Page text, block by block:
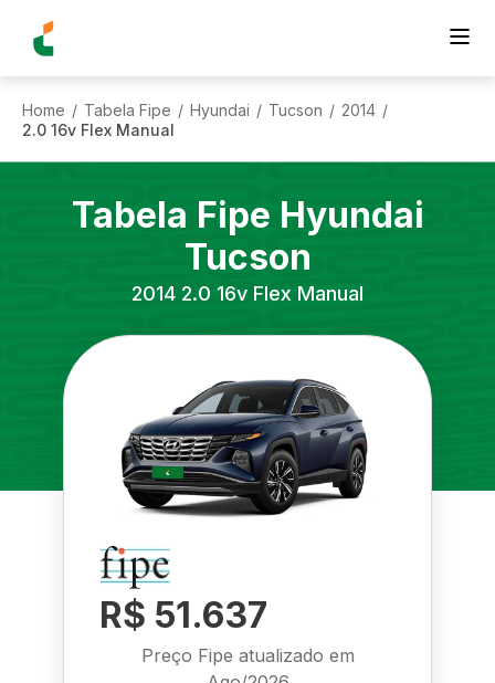
Home / Tabela Fipe / Hyundai / Tucson / 2014 /
2.0 16v Flex Manual
Tabela Fipe Hyundai
Tucson
2014 2.0 16v Flex Manual
R$ 51.637
Preço Fipe atualizado em